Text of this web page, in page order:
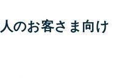
のお客さま向け